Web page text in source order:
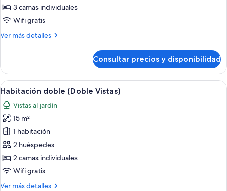
doble
(Doble
Cama
3 camas individuales
Wifi gratis
Ver más detalles
Más
doble
(Doble
+
Cama
supletoria)
Consultar precios y disponibilidad
Abrir
todas
las
fotos
de
Habitación
doble
(Doble
Vistas)
Habitación de hotel con cama,
20
Habitación doble (Doble Vistas)
Vistas al jardín
15 m²
1 habitación
2 huéspedes
2 camas individuales
Wifi gratis
Ver más detalles
Más